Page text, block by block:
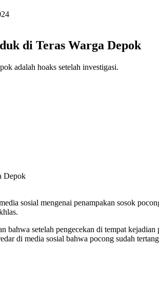
di Teras Warga Depok
adalah hoaks setelah investigasi.
sosial mengenai penampakan sosok
setelah pengecekan di tempat
di media sosial bahwa pocong sudah